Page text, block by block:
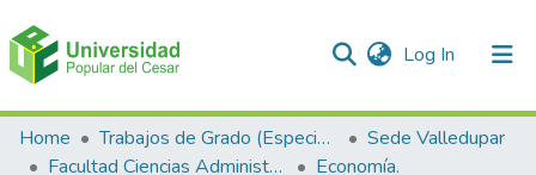
Log In (current)
Communities & Collections
Home Trabajos de Grado (Especializaciones y Pregrados)
Sede Valledupar
Facultad Ciencias Administrativas Contables y Económicas – Face
Economía.